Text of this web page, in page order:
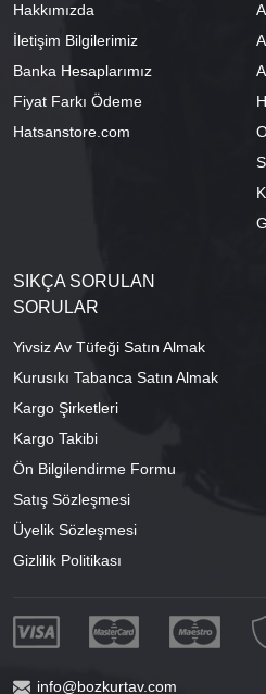
Hakkımızda
İletişim Bilgilerimiz
Banka Hesaplarımız
Fiyat Farkı Ödeme
Hatsanstore.com
SIKÇA SORULAN
SORULAR
Yivsiz Av Tüfeği Satın Almak
Kurusıkı Tabanca Satın Almak
Kargo Şirketleri
Kargo Takibi
Ön Bilgilendirme Formu
Satış Sözleşmesi
Üyelik Sözleşmesi
Gizlilik Politikası
info@bozkurtav.com